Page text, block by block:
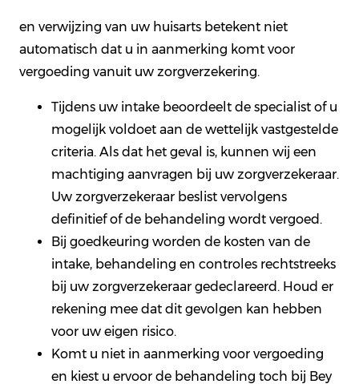
en verwijzing van uw huisarts betekent niet
automatisch dat u in aanmerking komt voor
vergoeding vanuit uw zorgverzekering.
Tijdens uw intake beoordeelt de specialist of u
mogelijk voldoet aan de wettelijk vastgestelde
criteria. Als dat het geval is, kunnen wij een
machtiging aanvragen bij uw zorgverzekeraar.
Uw zorgverzekeraar beslist vervolgens
definitief of de behandeling wordt vergoed.
Bij goedkeuring worden de kosten van de
intake, behandeling en controles rechtstreeks
bij uw zorgverzekeraar gedeclareerd. Houd er
rekening mee dat dit gevolgen kan hebben
voor uw eigen risico.
Komt u niet in aanmerking voor vergoeding
en kiest u ervoor de behandeling toch bij Bey